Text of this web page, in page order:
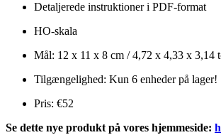
Detaljerede instruktioner i PDF-format
HO-skala
Mål: 12 x 11 x 8 cm / 4,72 x 4,33 x 3,14
Tilgængelighed: Kun 6 enheder på lager!
Pris: €52
Se dette nye produkt på vores hjemmeside: